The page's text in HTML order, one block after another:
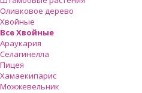
Оливковое дерево
Хвойные
Все Хвойные
Араукария
Селагинелла
Пицея
Хамаекипарис
Можжевельник